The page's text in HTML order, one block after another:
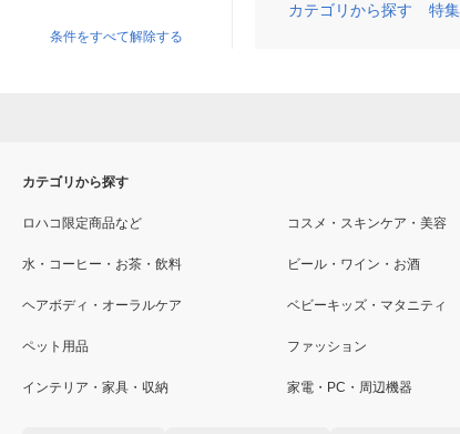
条件をすべて解除する
カテゴリから探す 特
カテゴリから探す
ロハコ限定商品など コスメ・スキンケア・美容
水・コーヒー・お茶・飲料 ビール・ワイン・お酒
ヘアボディ・オーラルケア ベビーキッズ・マタニティ
ペット用品 ファッション
インテリア・家具・収納 家電・PC・周辺機器